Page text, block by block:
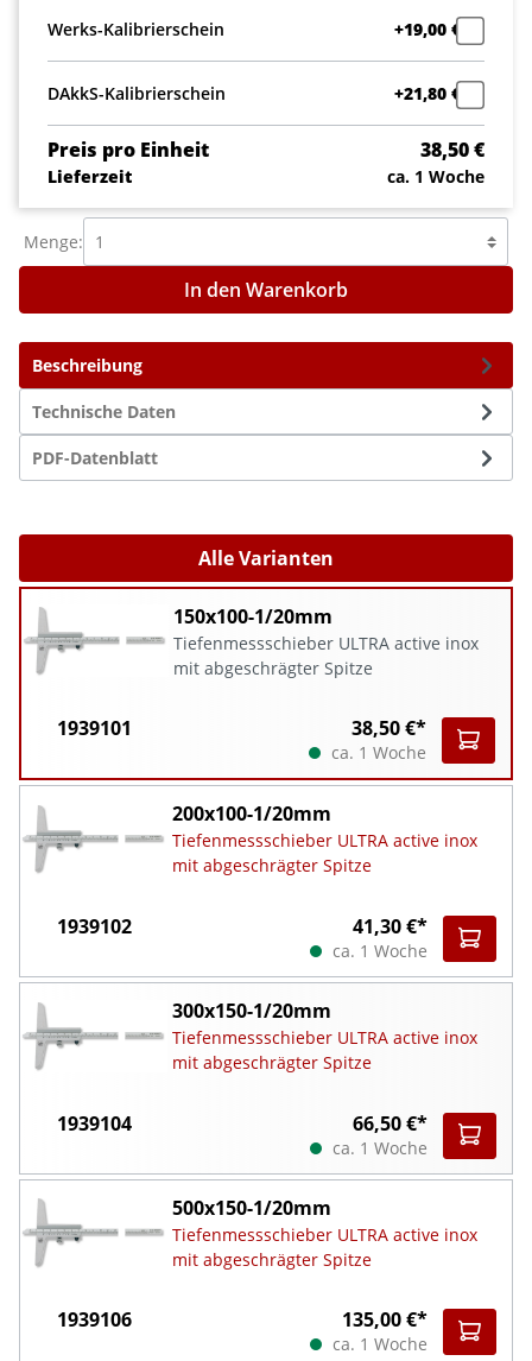
Beschreibung
Technische Daten
PDF-Datenblatt
Werks-Kalibrierschein +19,00 €
DAkkS-Kalibrierschein +21,80 €
Preis pro Einheit 38,50 €
Lieferzeit ca. 1 Woche
Menge:
In den Warenkorb
Alle Varianten
150x100-1/20mm
Tiefenmessschieber ULTRA active inox
mit abgeschrägter Spitze
1939101 38,50 €*
ca. 1 Woche
200x100-1/20mm
Tiefenmessschieber ULTRA active inox
mit abgeschrägter Spitze
1939102 41,30 €*
ca. 1 Woche
300x150-1/20mm
Tiefenmessschieber ULTRA active inox
mit abgeschrägter Spitze
1939104 66,50 €*
ca. 1 Woche
500x150-1/20mm
Tiefenmessschieber ULTRA active inox
mit abgeschrägter Spitze
1939106 135,00 €*
ca. 1 Woche